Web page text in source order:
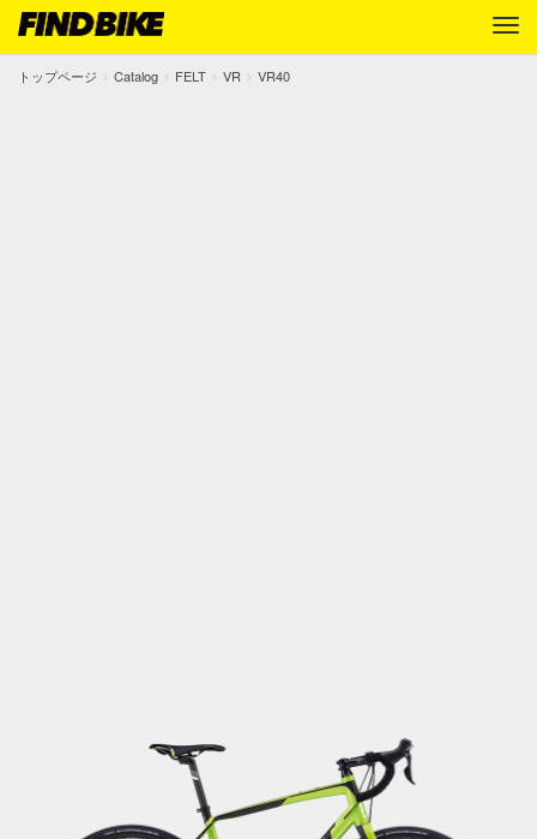
トップページ Catalog FELT VR VR40